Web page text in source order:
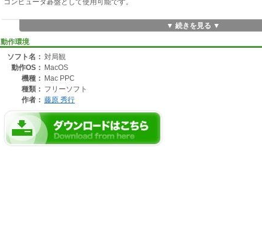
▼ 続きを見る ▼
動作環境
ソフト名： 対局観
動作OS： MacOS
機種： Mac PPC
種類： フリーソフト
作者： 藤原 秀行